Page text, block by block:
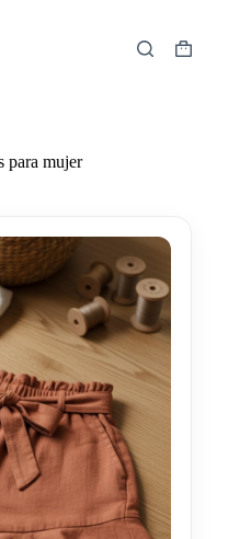
Carro
para mujer